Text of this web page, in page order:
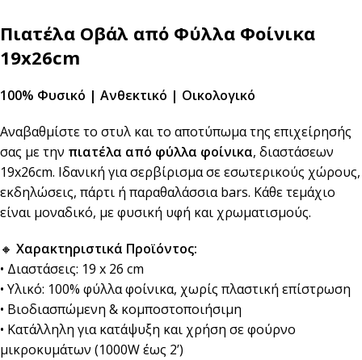
Πιατέλα Οβάλ από Φύλλα Φοίνικα
19x26cm
100% Φυσικό | Ανθεκτικό | Οικολογικό
Αναβαθμίστε το στυλ και το αποτύπωμα της επιχείρησής
σας με την πιατέλα από φύλλα φοίνικα, διαστάσεων
19x26cm. Ιδανική για σερβίρισμα σε εσωτερικούς χώρους,
εκδηλώσεις, πάρτι ή παραθαλάσσια bars. Κάθε τεμάχιο
είναι μοναδικό, με φυσική υφή και χρωματισμούς.
🔸 Χαρακτηριστικά Προϊόντος:
• Διαστάσεις: 19 x 26 cm
• Υλικό: 100% φύλλα φοίνικα, χωρίς πλαστική επίστρωση
• Βιοδιασπώμενη & κομποστοποιήσιμη
• Κατάλληλη για κατάψυξη και χρήση σε φούρνο
μικροκυμάτων (1000W έως 2’)